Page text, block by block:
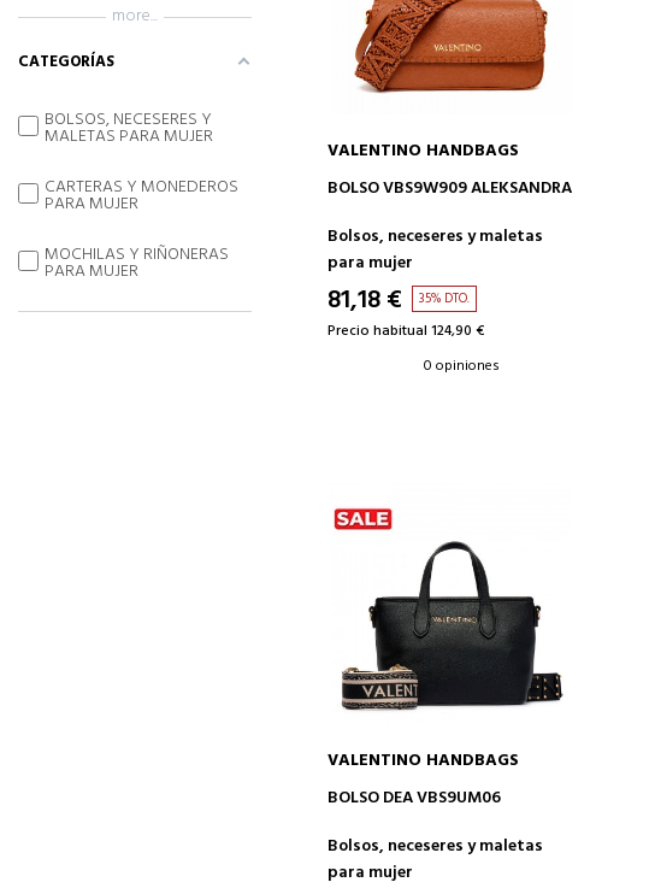
AÑADIR A LA CESTA
VALENTINO HANDBAGS
BOLSO VBS9W909 ALEKSANDRA
Bolsos, neceseres y maletas
para mujer
81,18 € 35% DTO.
Precio habitual 124,90 €
0 opiniones
AÑADIR A LA CESTA
VALENTINO HANDBAGS
BOLSO DEA VBS9UM06
Bolsos, neceseres y maletas
para mujer
more...
CATEGORÍAS
BOLSOS, NECESERES Y
MALETAS PARA MUJER
CARTERAS Y MONEDEROS
PARA MUJER
MOCHILAS Y RIÑONERAS
PARA MUJER